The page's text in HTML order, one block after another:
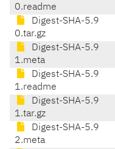
0.readme
Digest-SHA-5.9
0.tar.gz
Digest-SHA-5.9
1.meta
Digest-SHA-5.9
1.readme
Digest-SHA-5.9
1.tar.gz
Digest-SHA-5.9
2.meta